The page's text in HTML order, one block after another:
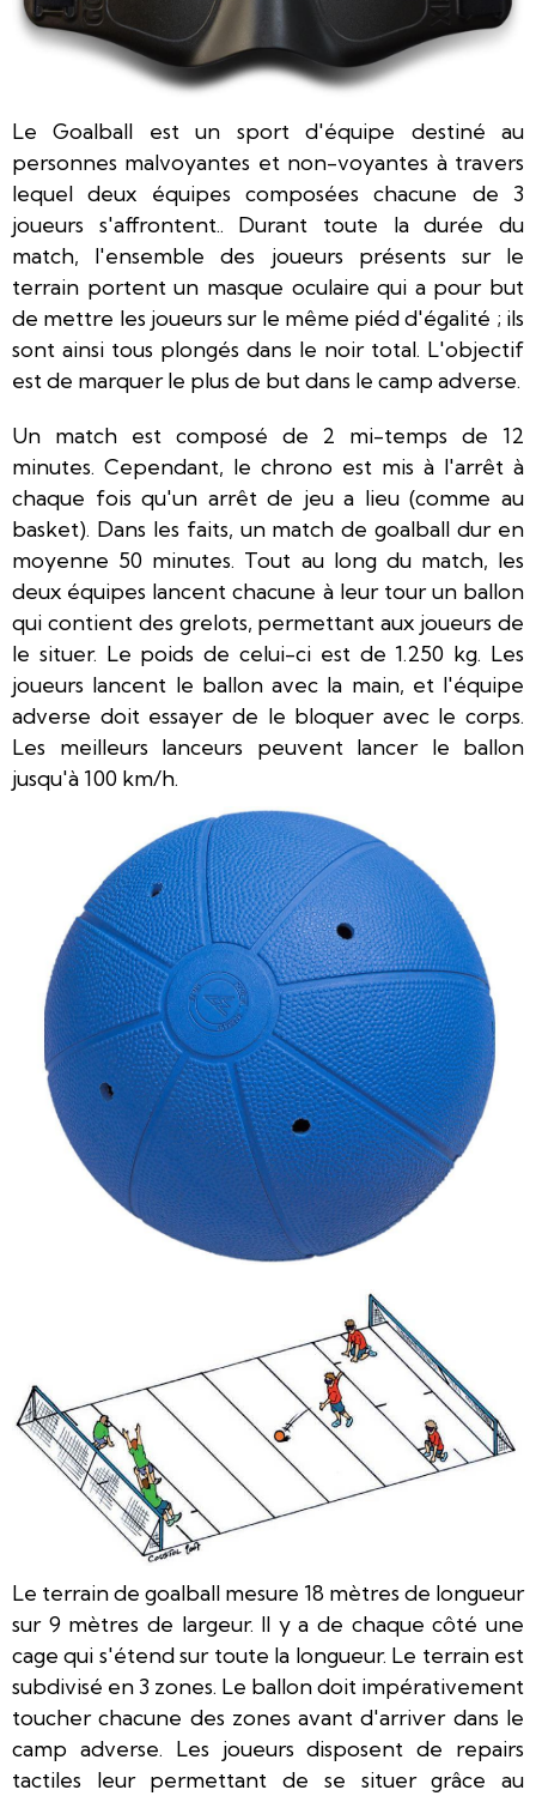
Le Goalball est un sport d'équipe destiné au
personnes malvoyantes et non-voyantes à travers
lequel deux équipes composées chacune de 3
joueurs s'affrontent.. Durant toute la durée du
match, l'ensemble des joueurs présents sur le
terrain portent un masque oculaire qui a pour but
de mettre les joueurs sur le même piéd d'égalité ; ils
sont ainsi tous plongés dans le noir total. L'objectif
est de marquer le plus de but dans le camp adverse.
Un match est composé de 2 mi-temps de 12
minutes. Cependant, le chrono est mis à l'arrêt à
chaque fois qu'un arrêt de jeu a lieu (comme au
basket). Dans les faits, un match de goalball dur en
moyenne 50 minutes. Tout au long du match, les
deux équipes lancent chacune à leur tour un ballon
qui contient des grelots, permettant aux joueurs de
le situer. Le poids de celui-ci est de 1.250 kg. Les
joueurs lancent le ballon avec la main, et l'équipe
adverse doit essayer de le bloquer avec le corps.
Les meilleurs lanceurs peuvent lancer le ballon
jusqu'à 100 km/h.
Le terrain de goalball mesure 18 mètres de longueur
sur 9 mètres de largeur. Il y a de chaque côté une
cage qui s'étend sur toute la longueur. Le terrain est
subdivisé en 3 zones. Le ballon doit impérativement
toucher chacune des zones avant d'arriver dans le
camp adverse. Les joueurs disposent de repairs
tactiles leur permettant de se situer grâce au